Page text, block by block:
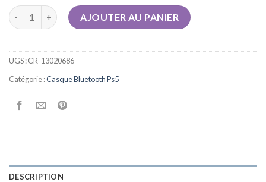
quantité de casque bluetooth ps5
AJOUTER AU PANIER
UGS :CR-13020686
Catégorie :Casque Bluetooth Ps5
DESCRIPTION